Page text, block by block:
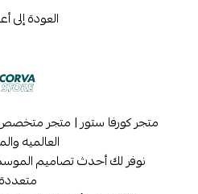
العودة إلى
متجر كورفا ستور | متجر متخصص
العالميه
نوفر لك أحدث تصاميم
متعددة